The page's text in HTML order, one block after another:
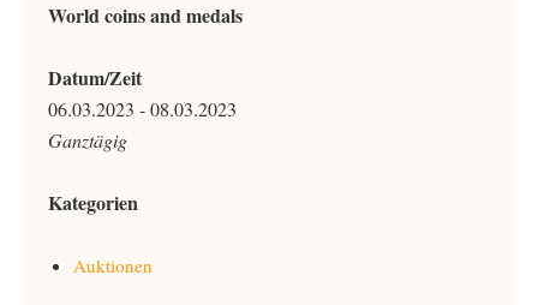
World coins and medals
Datum/Zeit
06.03.2023 - 08.03.2023
Ganztägig
Kategorien
Auktionen